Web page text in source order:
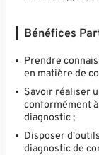
Bénéfices
Prendre
en matière de
Savoir réaliser
conformément
diagnostic ;
Disposer
diagnostic de